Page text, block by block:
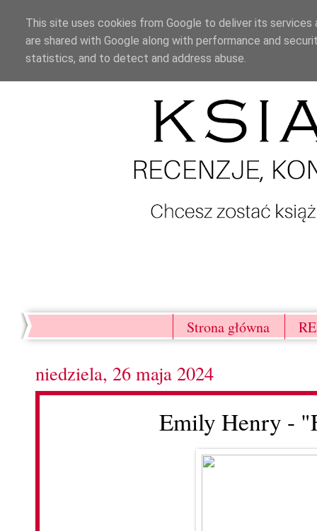
Strona główna
niedziela, 26 maja 2024
Emily Henry -
This site uses cookies from Google to deliver its
are shared with Google along with performance and
statistics, and to detect and address abuse.